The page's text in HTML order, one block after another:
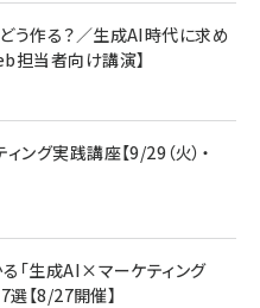
う作る？／生成AI時代に求め
担当者向け講演】
グ実践講座【9/29（火）・
「生成AI×マーケティング
【8/27開催】